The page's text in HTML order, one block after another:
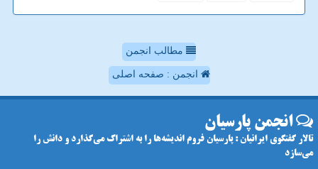
مطالب انجمن
انجمن : صفحه اصلی
انجمن پارسیان
تالار گفتگوی ایرانیان : پارسیان فروم اندیشه‌ها را به اشتراک می‌گذارد و دانش را
می‌سازد